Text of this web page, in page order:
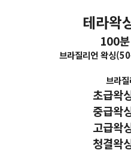
테라왁
100분
브라질리언 왁싱
브라
초급왁
중급왁
고급왁
청결왁